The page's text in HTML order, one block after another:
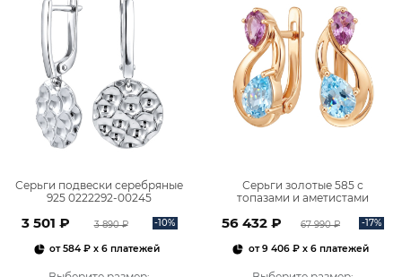
Серьги подвески серебряные
925 0222292-00245
3 501 ₽ 3 890 ₽ -10%
от584 ₽ x 6 платежей
Серьги золотые 585 с
топазами и аметистами
56 432 ₽ 67 990 ₽ -17%
от9 406 ₽x 6 платежей